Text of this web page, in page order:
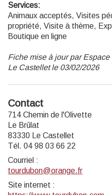
Services:
Animaux acceptés, Visites
propriété, Visite à thème,
Boutique en ligne
Fiche mise à jour par
Le Castellet le 03/02/2026
Contact
714 Chemin de l'Olivette
Le Brûlat
83330 Le Castellet
Tél. 04 98 03 66 22
Courriel :
tourdubon@orange.fr
Site internet :